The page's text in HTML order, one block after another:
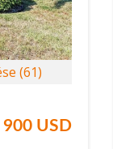
(61)
USD